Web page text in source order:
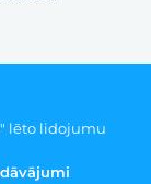
lēto lidojumu